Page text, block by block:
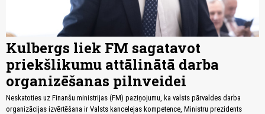
Kulbergs liek FM sagatavot
priekšlikumu attālinātā darba
organizēšanas pilnveidei
Neskatoties uz Finanšu ministrijas (FM) paziņojumu, ka valsts pārvaldes darba
organizācijas izvērtēšana ir Valsts kancelejas kompetence, Ministru prezidents